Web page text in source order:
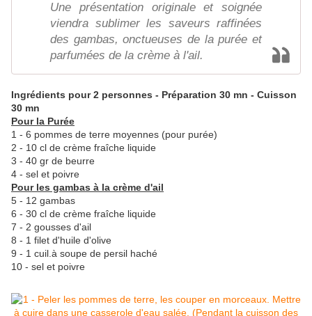
Une présentation originale et soignée
viendra sublimer les saveurs raffinées
des gambas, onctueuses de la purée et
parfumées de la crème à l'ail.
Ingrédients pour 2 personnes - Préparation 30 mn - Cuisson
30 mn
Pour la Purée
1 - 6 pommes de terre moyennes (pour purée)
2 - 10 cl de crème fraîche liquide
3 - 40 gr de beurre
4 - sel et poivre
Pour les gambas à la crème d'ail
5 - 12 gambas
6 - 30 cl de crème fraîche liquide
7 - 2 gousses d'ail
8 - 1 filet d'huile d'olive
9 - 1 cuil.à soupe de persil haché
10 - sel et poivre